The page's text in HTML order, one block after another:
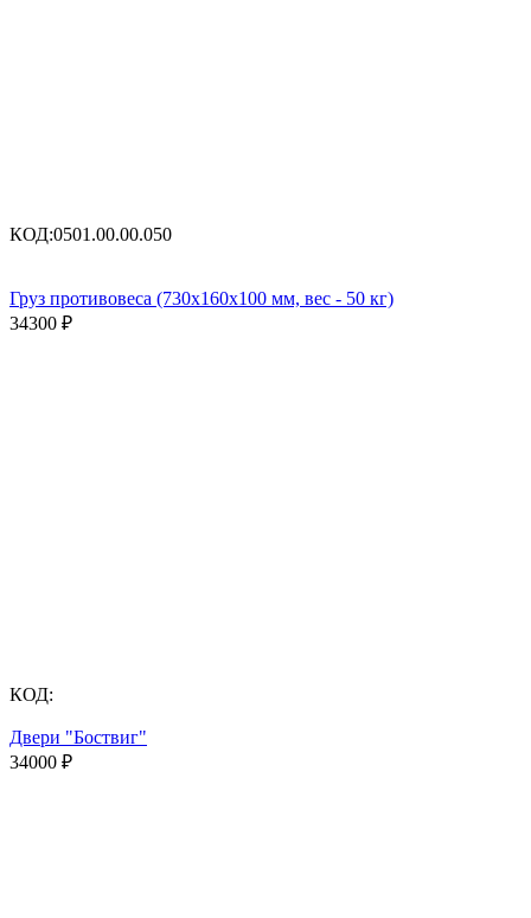
КОД:0501.00.00.050
Груз противовеса (730x160x100 мм, вес - 50 кг)
34300 ₽
КОД:
Двери "Боствиг"
34000 ₽